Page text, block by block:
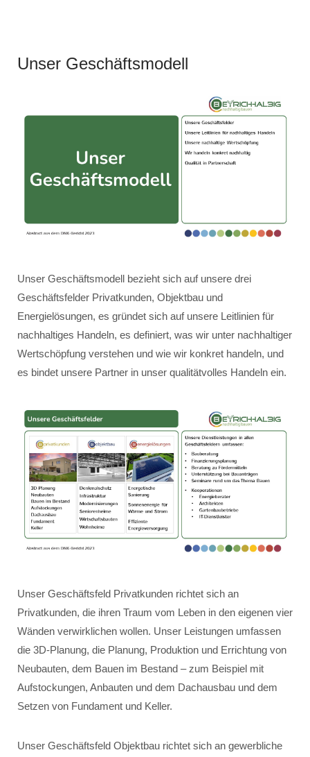
Unser Geschäftsmodell
Unser Geschäftsmodell bezieht sich auf unsere drei
Geschäftsfelder Privatkunden, Objektbau und
Energielösungen, es gründet sich auf unsere Leitlinien für
nachhaltiges Handeln, es definiert, was wir unter nachhaltiger
Wertschöpfung verstehen und wie wir konkret handeln, und
es bindet unsere Partner in unser qualitätvolles Handeln ein.
Unser Geschäftsfeld Privatkunden richtet sich an
Privatkunden, die ihren Traum vom Leben in den eigenen vier
Wänden verwirklichen wollen. Unser Leistungen umfassen
die 3D-Planung, die Planung, Produktion und Errichtung von
Neubauten, dem Bauen im Bestand – zum Beispiel mit
Aufstockungen, Anbauten und dem Dachausbau und dem
Setzen von Fundament und Keller.
Unser Geschäftsfeld Objektbau richtet sich an gewerbliche